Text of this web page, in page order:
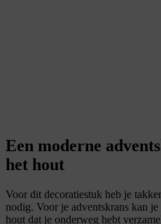
Een moderne
het hout
Voor dit decoratiestuk heb je
nodig. Voor je adventskrans kan
hout dat je onderweg hebt